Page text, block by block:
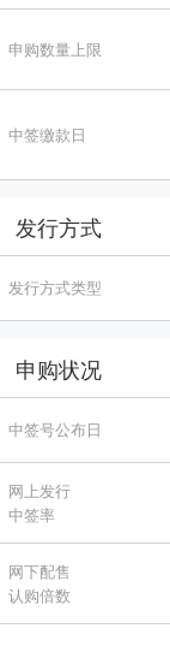
申购数量上限
中签缴款日
发行方式
发行方式类型
申购状况
中签号公布日
网上发行
中签率
网下配售
认购倍数